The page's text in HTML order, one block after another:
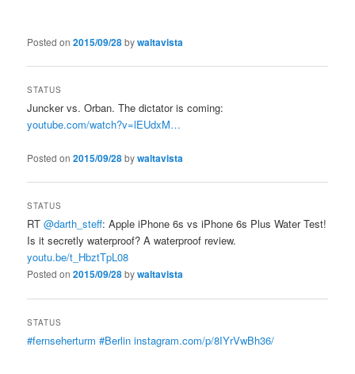
Posted on2015/09/28bywaltavista
STATUS
Juncker vs. Orban. The dictator is coming:
youtube.com/watch?v=lEUdxM…
Posted on2015/09/28bywaltavista
STATUS
RT@darth_steff: Apple iPhone 6s vs iPhone 6s Plus Water Test!
Is it secretly waterproof? A waterproof review.
youtu.be/t_HbztTpL08
Posted on2015/09/28bywaltavista
STATUS
#fernseherturm #Berlin instagram.com/p/8IYrVwBh36/